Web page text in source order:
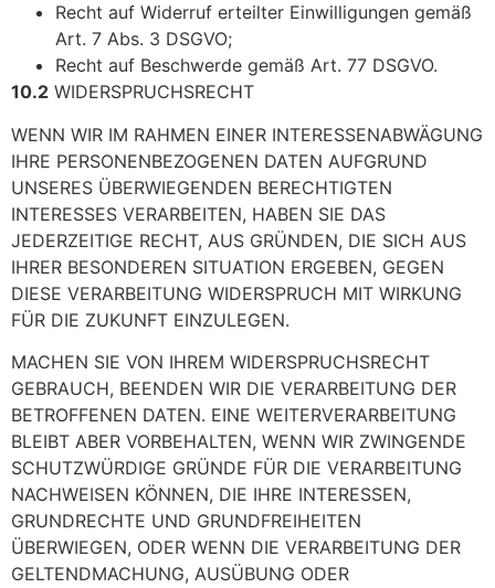
Recht auf Widerruf erteilter Einwilligungen gemäß
Art. 7 Abs. 3 DSGVO;
Recht auf Beschwerde gemäß Art. 77 DSGVO.
10.2 WIDERSPRUCHSRECHT
WENN WIR IM RAHMEN EINER INTERESSENABWÄGUNG
IHRE PERSONENBEZOGENEN DATEN AUFGRUND
UNSERES ÜBERWIEGENDEN BERECHTIGTEN
INTERESSES VERARBEITEN, HABEN SIE DAS
JEDERZEITIGE RECHT, AUS GRÜNDEN, DIE SICH AUS
IHRER BESONDEREN SITUATION ERGEBEN, GEGEN
DIESE VERARBEITUNG WIDERSPRUCH MIT WIRKUNG
FÜR DIE ZUKUNFT EINZULEGEN.
MACHEN SIE VON IHREM WIDERSPRUCHSRECHT
GEBRAUCH, BEENDEN WIR DIE VERARBEITUNG DER
BETROFFENEN DATEN. EINE WEITERVERARBEITUNG
BLEIBT ABER VORBEHALTEN, WENN WIR ZWINGENDE
SCHUTZWÜRDIGE GRÜNDE FÜR DIE VERARBEITUNG
NACHWEISEN KÖNNEN, DIE IHRE INTERESSEN,
GRUNDRECHTE UND GRUNDFREIHEITEN
ÜBERWIEGEN, ODER WENN DIE VERARBEITUNG DER
GELTENDMACHUNG, AUSÜBUNG ODER